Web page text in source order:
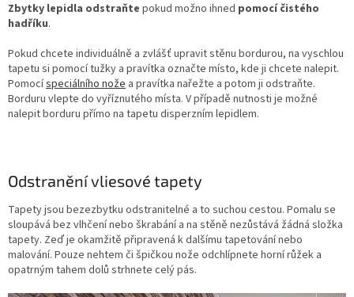
Zbytky lepidla odstraňte pokud možno ihned pomocí čistého
hadříku.
Pokud chcete individuálně a zvlášť upravit stěnu bordurou, na vyschlou
tapetu si pomocí tužky a pravítka označte místo, kde ji chcete nalepit.
Pomocíspeciálního nože a pravítka nařežte a potom ji odstraňte.
Borduru vlepte do vyříznutého místa. V případě nutnosti je možné
nalepit borduru přímo na tapetu disperzním lepidlem.
Odstranění vliesové tapety
Tapety jsou bezezbytku odstranitelné a to suchou cestou. Pomalu se
sloupává bez vlhčení nebo škrabání a na stěně nezůstává žádná složka
tapety. Zeď je okamžitě připravená k dalšímu tapetování nebo
malování. Pouze nehtem či špičkou nože odchlípnete horní růžek a
opatrným tahem dolů strhnete celý pás.